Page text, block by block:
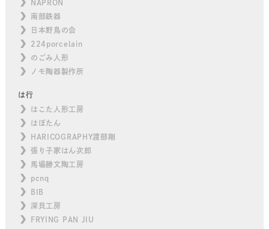
NAPRON
南部鉄器
日本野鳥の会
224porcelain
のごみ人形
ノモ陶器製作所
は行
はこた人形工房
はぼたん
HARICOGRAPHY渡部剛
張り子家はん次郎
馬場勝文陶工房
pcnq
BIB
深貝工房
FRYING PAN JIU